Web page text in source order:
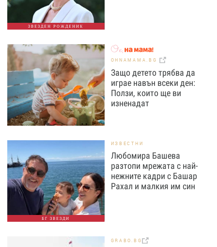
ЗВЕЗДЕН РОЖДЕНИК
OHNAMAMA.BG
Защо детето трябва да
играе навън всеки ден:
Ползи, които ще ви
изненадат
БГ ЗВЕЗДИ
ИЗВЕСТНИ
Любомира Башева
разтопи мрежата с най-
нежните кадри с Башар
Рахал и малкия им син
GRABO.BG